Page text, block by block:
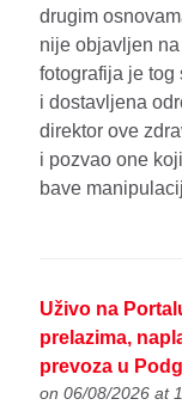
drugim
nije objavljen
fotografija je tog
i dostavljena
direktor ove
i pozvao one
bave
Uživo na
prelazima,
prevoza u
on 06/08/2026 at